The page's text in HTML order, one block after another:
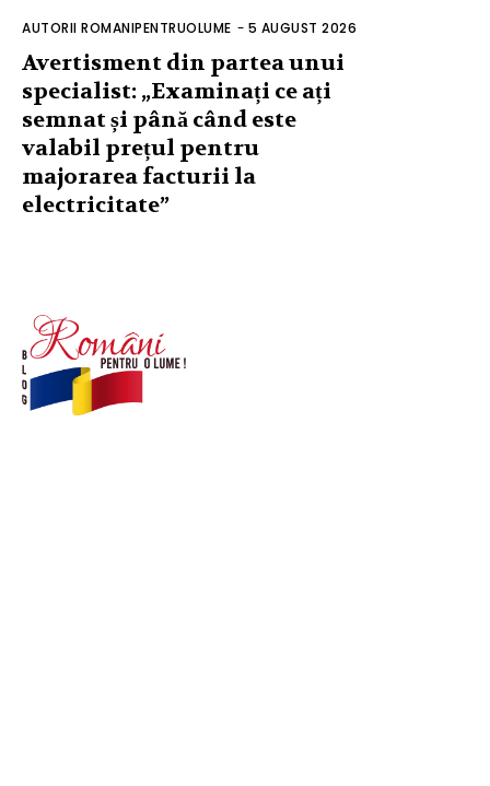
AUTORII ROMANIPENTRUOLUME - 5 AUGUST 2026
Avertisment din partea unui
specialist: „Examinați ce ați
semnat și până când este
valabil prețul pentru
majorarea facturii la
electricitate”